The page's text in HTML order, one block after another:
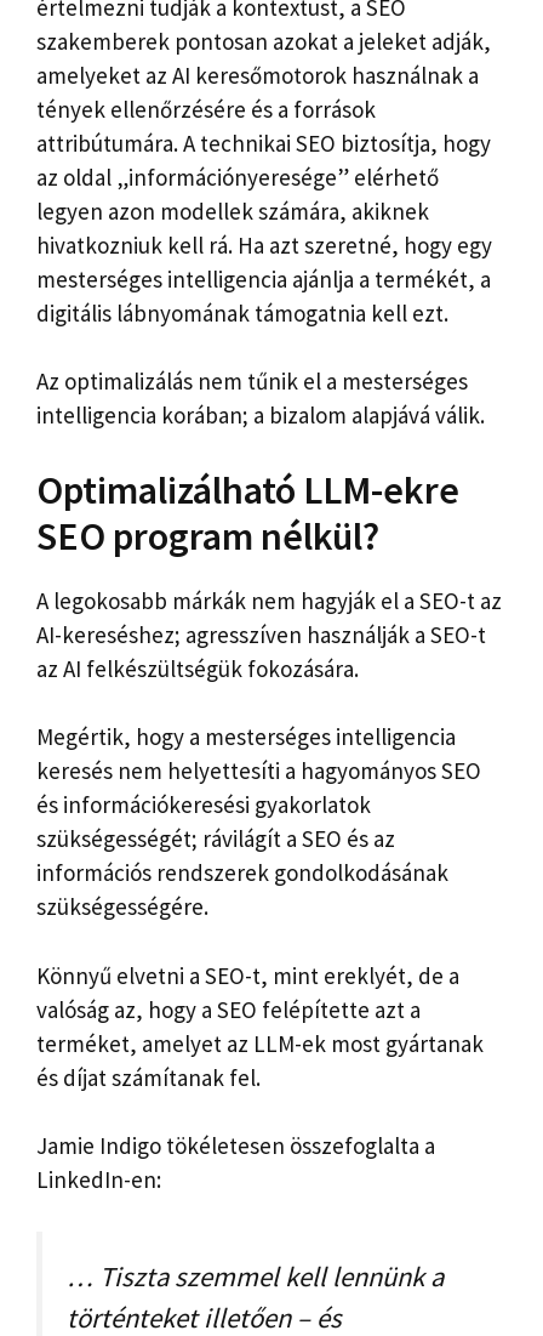
értelmezni tudják a kontextust, a SEO
szakemberek pontosan azokat a jeleket adják,
amelyeket az AI keresőmotorok használnak a
tények ellenőrzésére és a források
attribútumára. A technikai SEO biztosítja, hogy
az oldal „információnyeresége” elérhető
legyen azon modellek számára, akiknek
hivatkozniuk kell rá. Ha azt szeretné, hogy egy
mesterséges intelligencia ajánlja a termékét, a
digitális lábnyomának támogatnia kell ezt.
Az optimalizálás nem tűnik el a mesterséges
intelligencia korában; a bizalom alapjává válik.
Optimalizálható LLM-ekre
SEO program nélkül?
A legokosabb márkák nem hagyják el a SEO-t az
AI-kereséshez; agresszíven használják a SEO-t
az AI felkészültségük fokozására.
Megértik, hogy a mesterséges intelligencia
keresés nem helyettesíti a hagyományos SEO
és információkeresési gyakorlatok
szükségességét; rávilágít a SEO és az
információs rendszerek gondolkodásának
szükségességére.
Könnyű elvetni a SEO-t, mint ereklyét, de a
valóság az, hogy a SEO felépítette azt a
terméket, amelyet az LLM-ek most gyártanak
és díjat számítanak fel.
Jamie Indigo tökéletesen összefoglalta a
LinkedIn-en:
… Tiszta szemmel kell lennünk a
történteket illetően – és